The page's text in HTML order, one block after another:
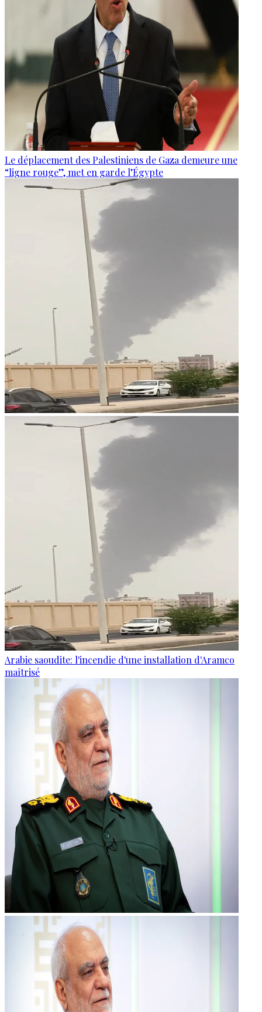
Le déplacement des Palestiniens de Gaza demeure une
“ligne rouge”, met en garde l’Égypte
Arabie saoudite: l'incendie d'une installation d'Aramco
maîtrisé